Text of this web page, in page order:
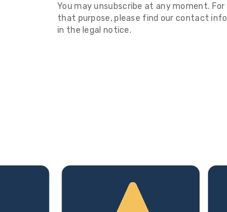
You may unsubscribe at any moment. For
that purpose, please find our contact info
in the legal notice.